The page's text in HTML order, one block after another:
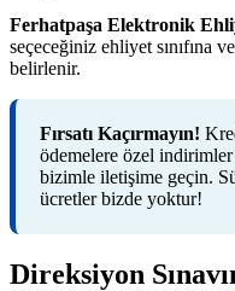
Ferhatpaşa Elektronik
seçeceğiniz ehliyet sınıfına
belirlenir.
Fırsatı Kaçırmayın!
ödemelere özel
bizimle iletişime geçin.
ücretler bizde yoktur!
Direksiyon